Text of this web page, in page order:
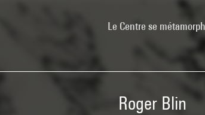
Le Centre se
Roger Blin